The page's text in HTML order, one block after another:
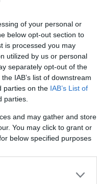
of your personal or
below opt-out section to
is processed you may
utilized by us or personal
separately opt-out of the
IAB’s list of downstream
parties on the IAB’s List of
parties.
and may gather and store
You may click to grant or
below specified purposes
για